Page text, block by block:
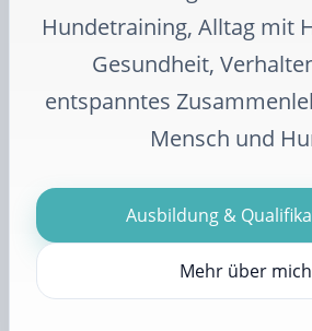
Hundetraining, Alltag mit
Gesundheit,
entspanntes
Mensch und
Ausbildung &
Mehr über mich